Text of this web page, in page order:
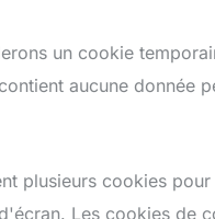
un cookie
aucune donnée
plusieurs cookies
Les cookies de